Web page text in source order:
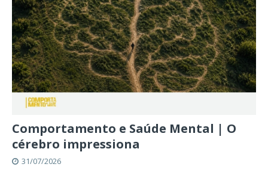
Comportamento e Saúde Mental | O
cérebro impressiona
31/07/2026